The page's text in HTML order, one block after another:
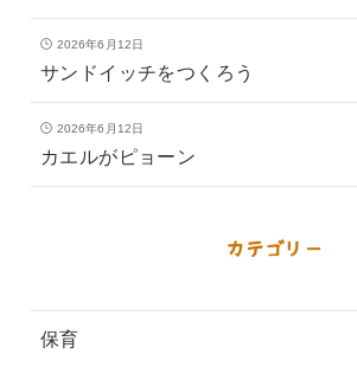
2026年6月12日
サンドイッチをつくろう
2026年6月12日
カエルがピョーン
カテゴリー
保育